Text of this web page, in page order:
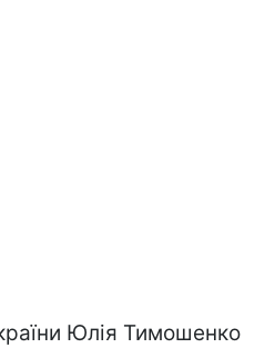
Юлія Тимошенко